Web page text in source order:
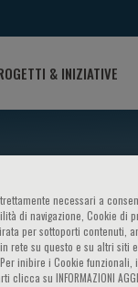
& INIZIATIVE
necessari a
di navigazione, Cookie di
per sottoporti contenuti,
rete su questo e su altri siti
inibire i Cookie funzionali,
su INFORMAZIONI